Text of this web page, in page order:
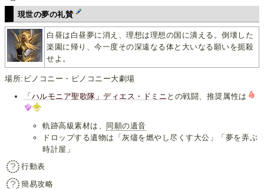
現世の夢の礼賛
白昼は白昼夢に消え、理想は理想の国に潰える。倒壊した
楽園に帰り、今一度その深遠なる体と大いなる願いを扼殺
せよ。
場所:ピノコニー・ピノコニー大劇場
「ハルモニア聖歌隊」ディエス・ドミニ との戦闘、推奨属性は
軌跡高級素材は、
同願の遺音
ドロップする遺物は「灰燼を燃やし尽くす大公」「夢を弄ぶ
時計屋」
行動表
簡易攻略